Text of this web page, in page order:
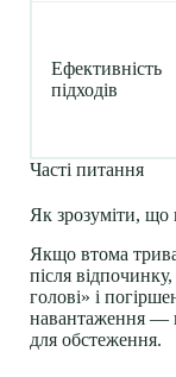
Ефективність
підходів
Часті питання
Як зрозуміти,
Якщо втома
після
голові» і
навантаження —
для обстеження.